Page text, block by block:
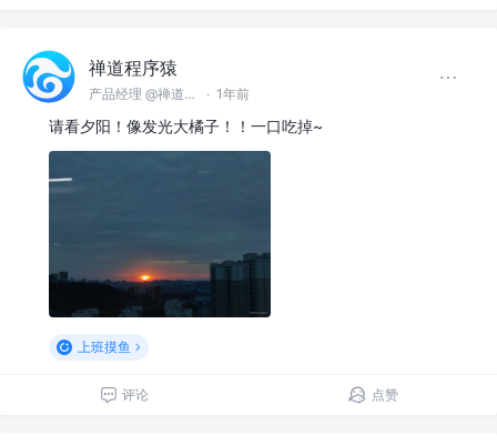
禅道程序猿
产品经理 @禅道软件（青岛）有限公司 · 1年前
请看夕阳！像发光大橘子！！一口吃掉~
上班摸鱼
评论 点赞